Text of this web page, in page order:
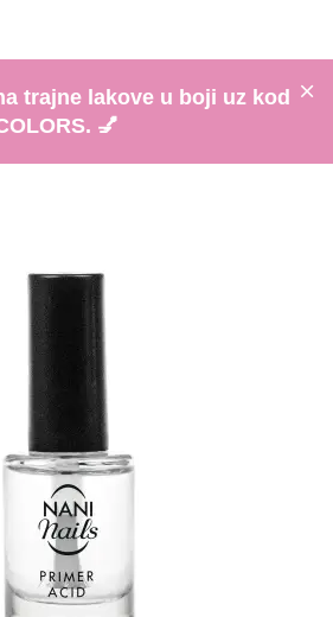
trajne lakove u boji uz kod
💅